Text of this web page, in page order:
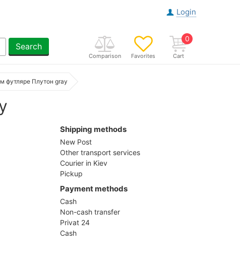
Login
0
Cart
Favorites
Comparison
Search
футляре Плутон gray
Shipping methods
New Post
Other transport services
Courier in Kiev
Pickup
Payment methods
Cash
Non-cash transfer
Privat 24
Cash